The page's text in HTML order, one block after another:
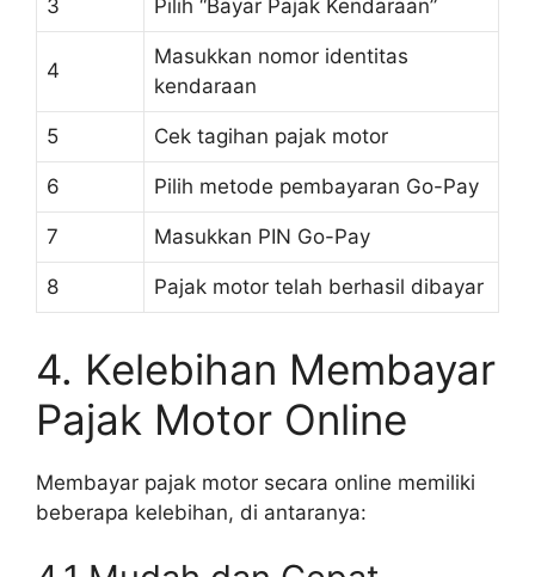
3 Pilih “Bayar Pajak Kendaraan”
4
Masukkan nomor identitas
kendaraan
5 Cek tagihan pajak motor
6 Pilih metode pembayaran Go-Pay
7 Masukkan PIN Go-Pay
8 Pajak motor telah berhasil dibayar
4. Kelebihan Membayar
Pajak Motor Online
Membayar pajak motor secara online memiliki
beberapa kelebihan, di antaranya: